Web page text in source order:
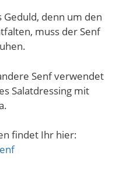
denn um den
muss der Senf
Senf verwendet
Salatdressing mit
findet Ihr hier: